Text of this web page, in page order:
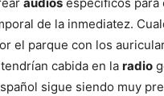
de la inmediatez.
el parque con los
cabida en la radio
sigue siendo muy